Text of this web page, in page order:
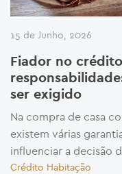
15 de Junho, 2026
Fiador no
ser exigido
Na compra de casa
existem várias
influenciar a decisão
Crédito Habitação